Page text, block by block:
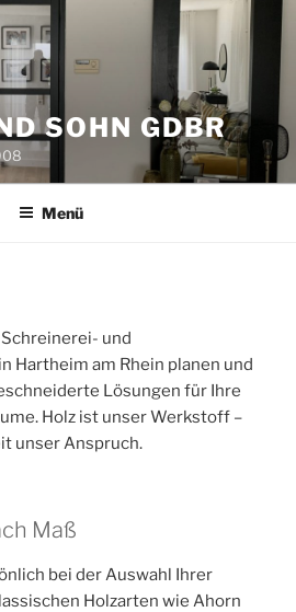
SOHN GDBR
Menü
und
Hartheim am Rhein planen und
Lösungen für Ihre
Holz ist unser Werkstoff –
unser Anspruch.
Maß
bei der Auswahl Ihrer
Holzarten wie Ahorn